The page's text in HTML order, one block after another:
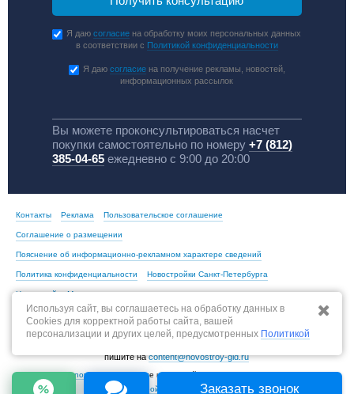
Я даюсогласие на обработку моих персональных данных
в соответствии с Политикой конфиденциальности
Я даю согласиена получение рекламы, новостей,
информационных рассылок
Вы можете проконсультироваться насчет
покупки самостоятельно по номеру +7 (812)
385-04-65ежедневно с 9:00 до 20:00
Контакты Реклама Пользовательское соглашение
Соглашение о размещении
Пояснение об информационно-рекламном характере сведений
Политика конфиденциальности Новостройки Санкт-Петербурга
Новостройки Москвы
По всем вопросам, связанным с актуальностью информации на портале,
пишите наcontent@novostroy-gid.ru
© 2013-2026 -novostroy-gid.ru- Все новостройки Санкт-Петербурга и области |
Все новостройки Москвы и области
Используя сайт, вы соглашаетесь на обработку данных в
Cookies для корректной работы сайта, вашей
персонализации и других целей, предусмотренных Политикой
Заказать звонок